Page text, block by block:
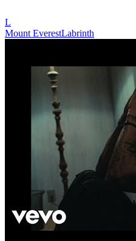
L
Mount EverestLabrinth